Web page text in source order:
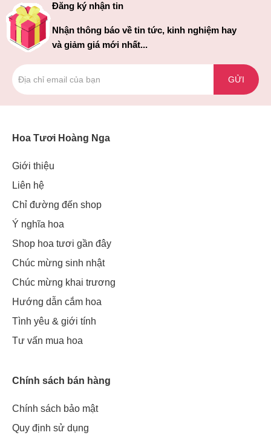
Đăng ký nhận tin
Nhận thông báo về tin tức, kinh nghiệm hay
và giảm giá mới nhất...
GỬI
Hoa Tươi Hoàng Nga
Giới thiệu
Liên hệ
Chỉ đường đến shop
Ý nghĩa hoa
Shop hoa tươi gần đây
Chúc mừng sinh nhật
Chúc mừng khai trương
Hướng dẫn cắm hoa
Tình yêu & giới tính
Tư vấn mua hoa
Chính sách bán hàng
Chính sách bảo mật
Quy định sử dụng